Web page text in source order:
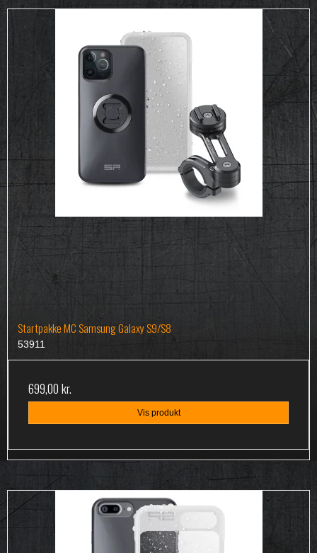
Startpakke MC Samsung Galaxy S9/S8
53911
699,00 kr.
Vis produkt